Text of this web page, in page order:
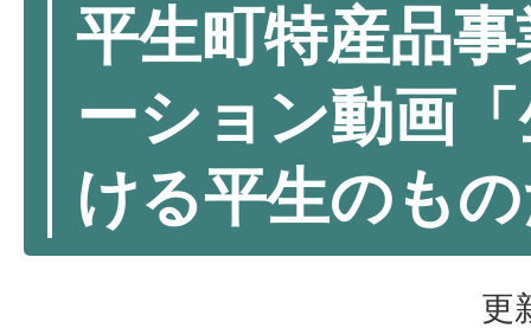
平生町特産品
ーション動画
ける平生のも
更